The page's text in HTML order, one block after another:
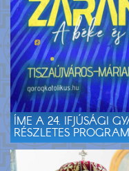
ÍME A 24. IFJÚSÁGI
RÉSZLETES